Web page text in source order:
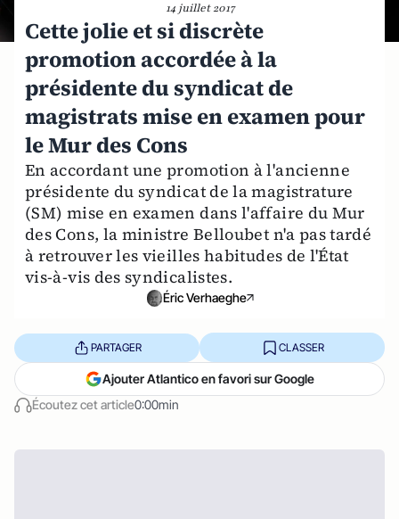
14 juillet 2017
Cette jolie et si discrète
promotion accordée à la
présidente du syndicat de
magistrats mise en examen pour
le Mur des Cons
En accordant une promotion à l'ancienne
présidente du syndicat de la magistrature
(SM) mise en examen dans l'affaire du Mur
des Cons, la ministre Belloubet n'a pas tardé
à retrouver les vieilles habitudes de l'État
vis-à-vis des syndicalistes.
Éric Verhaeghe
Écoutez cet article0:00min
PARTAGER CLASSER
Ajouter Atlantico en favori sur Google